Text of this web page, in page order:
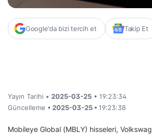
Google'da bizi tercih et Takip Et
Yayın Tarihi • 2025-03-25 • 19:23:34
Güncelleme • 2025-03-25 • 19:23:38
Mobileye Global (MBLY) hisseleri,